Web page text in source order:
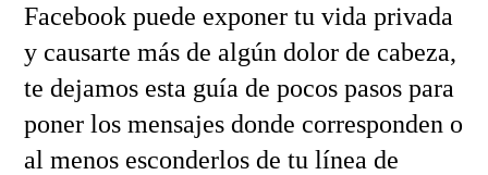
Facebook puede exponer tu vida privada
y causarte más de algún dolor de cabeza,
te dejamos esta guía de pocos pasos para
poner los mensajes donde corresponden o
al menos esconderlos de tu línea de